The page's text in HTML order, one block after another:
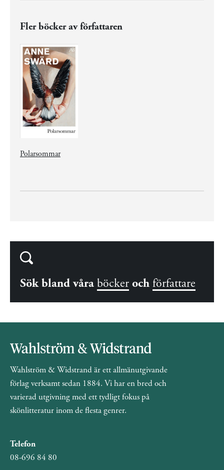
Fler böcker av författaren
Polarsommar
Sök bland våra böcker och författare
Wahlström & Widstrand är ett allmänutgivande
förlag verksamt sedan 1884. Vi har en bred och
varierad utgivning med ett tydligt fokus på
skönlitteratur inom de flesta genrer.
Telefon
08-696 84 80